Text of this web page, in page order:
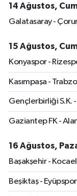
14 Ağustos,
Galatasaray -
15 Ağustos,
Konyaspor -
Kasımpaşa -
Gençlerbirliği S.K.
Gaziantep FK -
16 Ağustos,
Başakşehir -
Beşiktaş - Eyüpspor